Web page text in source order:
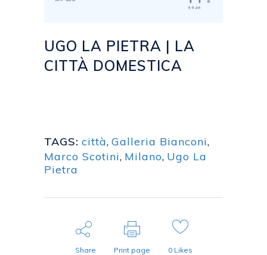
UGO LA PIETRA | LA
CITTÀ DOMESTICA
TAGS: città, Galleria Bianconi,
Marco Scotini, Milano, Ugo La
Pietra
Share Print page 0Likes